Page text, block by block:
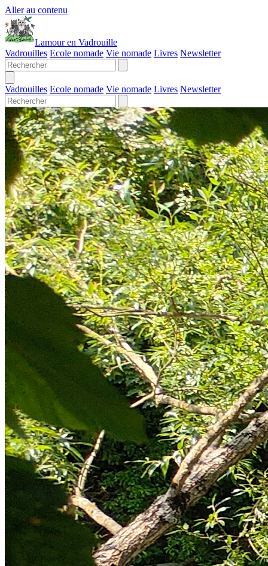
Aller au contenu
Lamour en Vadrouille
Vadrouilles Ecole nomade Vie nomade Livres Newsletter
Vadrouilles Ecole nomade Vie nomade Livres Newsletter